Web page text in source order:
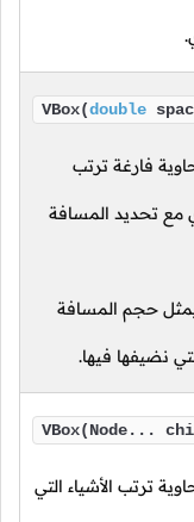
VBox(double
فارغة ترتب
مع تحديد المسافة
حجم المسافة
نضيفها فيها.
VBox(Node...
ترتب الأشياء التي